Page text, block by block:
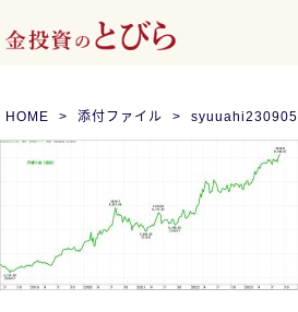
HOME 添付ファイル syuuahi230905